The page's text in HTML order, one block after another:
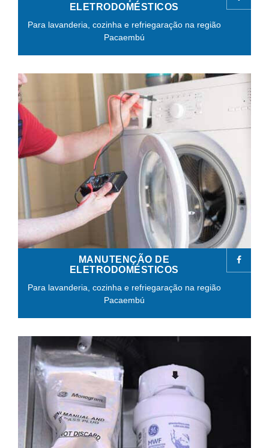
ELETRODOMÉSTICOS
Para lavanderia, cozinha e refriegaração na região
Pacaembú
MANUTENÇÃO DE
ELETRODOMÉSTICOS
Para lavanderia, cozinha e refriegaração na região
Pacaembú